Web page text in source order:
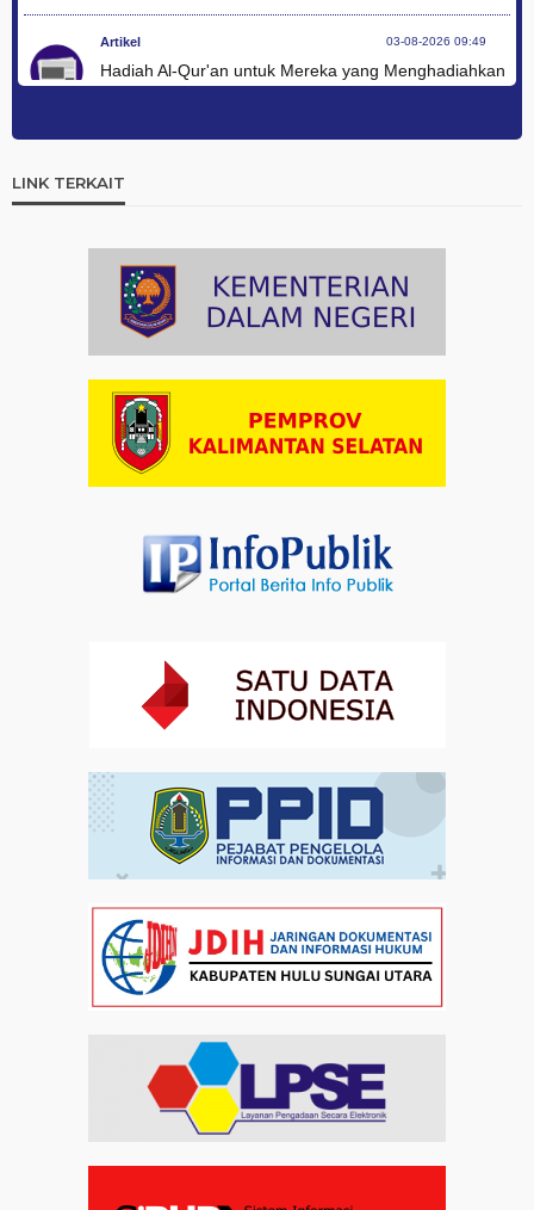
Artikel 03-08-2026 09:49
Hadiah Al-Qur'an untuk Mereka yang Menghadiahkan
Ini Teks Lengkap Doa Kebangsaan Umat Kristen
Protestan di Monas
Artikel
Paduan Suara yang Menyatukan Harapan untuk
Indonesia
Dalam Zikir dan Doa Kebangsaan, Tio Menemukan
Makna Keberagaman
Artikel 01-08-2026 18:00
Kebangsaan di Monas
Pandang terhadap Penyandang Disabilitas
LINK TERKAIT